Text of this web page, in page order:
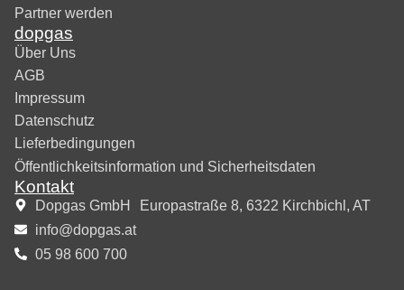
Partner werden
dopgas
Über Uns
AGB
Impressum
Datenschutz
Lieferbedingungen
Öffentlichkeitsinformation und Sicherheitsdaten
Kontakt
Dopgas GmbH Europastraße 8, 6322 Kirchbichl, AT
info@dopgas.at
05 98 600 700